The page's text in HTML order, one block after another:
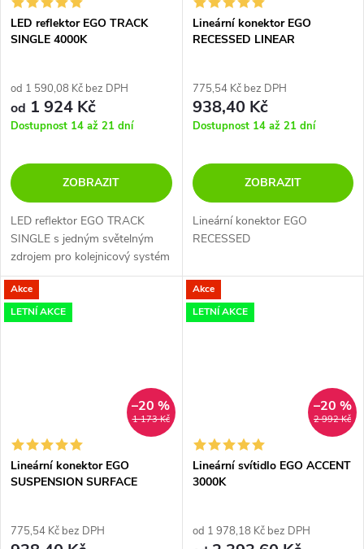
LED reflektor EGO TRACK
SINGLE 4000K
od 1 590,08 Kč bez DPH
od 1 924 Kč
Dostupnost 14 až 21 dní
ZOBRAZIT
LED reflektor EGO TRACK
SINGLE s jedným světelným
zdrojem pro kolejnicový systém
EGO.
Lineární konektor EGO
RECESSED LINEAR
775,54 Kč bez DPH
938,40 Kč
Dostupnost 14 až 21 dní
ZOBRAZIT
Lineární konektor EGO
RECESSED
Akce
LETNÍ AKCE
1 173 Kč
–20 %
Lineární konektor EGO
SUSPENSION SURFACE
775,54 Kč bez DPH
Akce
LETNÍ AKCE
2 992 Kč
–20 %
Lineární svítidlo EGO ACCENT
3000K
od 1 978,18 Kč bez DPH